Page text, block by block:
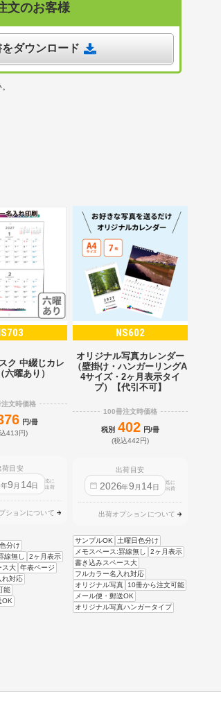
文のお客様
ダウンロード
ク 中綴じカレ
六曜あり）
文時価格
円/冊
413円)
荷目安
年9 月 14日
迄に
出荷
ションについて
分け
線無し
2ヶ月表示
ス大 年表ページ
れ対応
能
OK
NS602
オリジナル写真カレンダー
（壁掛け・ハンガーリングA
4サイズ・2ヶ月表示タイ
プ）【代引不可】
100冊注文時価格
税別 402 円/冊
(税込442円)
出荷目安
2026年9 月 14日
迄に
出荷
出荷オプションについて
サンプルOK 土曜日色分け
メモスペース:罫線無し
2ヶ月表示
書き込みスペース大
フルカラー名入れ対応
オリジナル写真 10冊から注文可能
メール便・郵送OK
オリジナル写真ハンガータイプ